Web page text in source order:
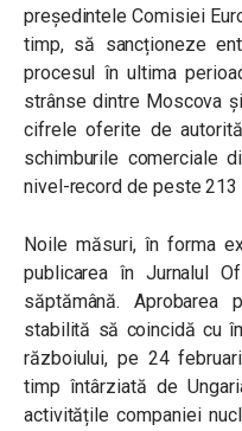
președintele Comisiei
timp, să sancționeze
procesul în ultima
strânse dintre Moscova
cifrele oferite de
schimburile comerciale
nivel-record de peste 213
Noile măsuri, în forma
publicarea în Jurnalul
săptămână.
stabilită să coincidă cu
războiului, pe 24
timp întârziată de
activitățile companiei